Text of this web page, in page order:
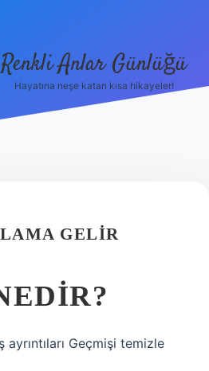
Renkli Anlar Günlüğü
Hayatına neşe katan kısa hikayeler!
GELIR
Geçmişi temizle